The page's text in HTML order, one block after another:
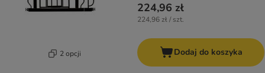
2 opcji
224,96 zł
224,96 zł / szt.
Dodaj do koszyka